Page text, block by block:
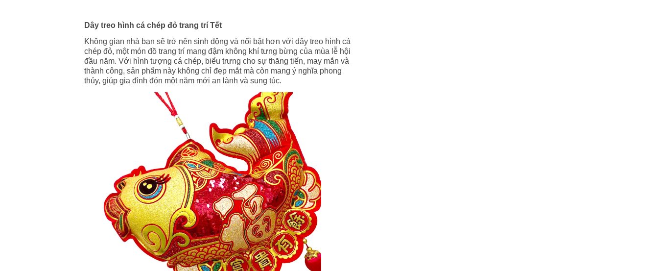
Dây treo hình cá chép đỏ trang trí Tết
Không gian nhà bạn sẽ trở nên sinh động và nổi bật hơn với dây treo hình cá
chép đỏ, một món đồ trang trí mang đậm không khí tưng bừng của mùa lễ hội
đầu năm. Với hình tượng cá chép, biểu trưng cho sự thăng tiến, may mắn và
thành công, sản phẩm này không chỉ đẹp mắt mà còn mang ý nghĩa phong
thủy, giúp gia đình đón một năm mới an lành và sung túc.